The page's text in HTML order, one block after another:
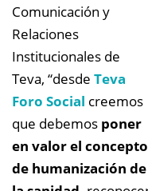
Comunicación y
Relaciones
Institucionales de
Teva, “desde Teva
Foro Social creemos
que debemos poner
en valor el concepto
de humanización de